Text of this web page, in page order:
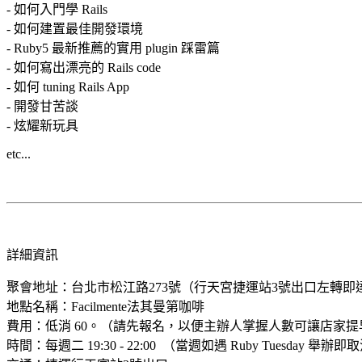
- 如何入門學 Rails
- 如何建置最佳開發環境
- Ruby5 最新推薦的實用 plugin 踩雷篇
- 如何寫出漂亮的 Rails code
- 如何 tuning Rails App
- 開發甘苦談
- 炫耀新玩具
etc...
詳細資訊
聚會地址：台北市松江路273號（行天宮捷運站3號出口左轉即
地點名稱：Facilmente法其曼第咖啡
費用：低消 60。（請先報名，以便主辦人掌握人數可讓店家提
時間：每週二 19:30 - 22:00 （當週如遇 Ruby Tuesday 舉辦即取